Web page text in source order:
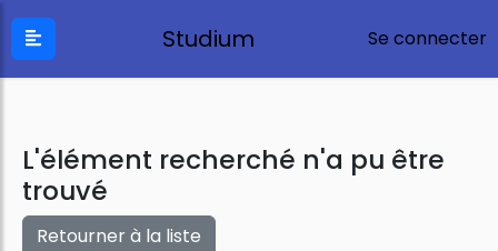
Studium Se connecter
L'élément recherché n'a pu être
trouvé
Retourner à la liste